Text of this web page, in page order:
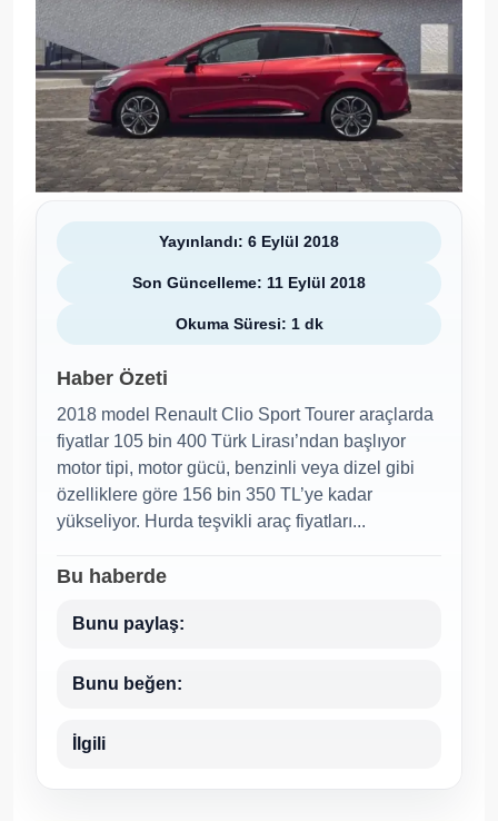
Yayınlandı: 6 Eylül 2018
Son Güncelleme: 11 Eylül 2018
Okuma Süresi: 1 dk
Haber Özeti
2018 model Renault Clio Sport Tourer araçlarda
fiyatlar 105 bin 400 Türk Lirası’ndan başlıyor
motor tipi, motor gücü, benzinli veya dizel gibi
özelliklere göre 156 bin 350 TL’ye kadar
yükseliyor. Hurda teşvikli araç fiyatları...
Bu haberde
Bunu paylaş:
Bunu beğen:
İlgili